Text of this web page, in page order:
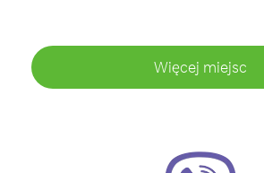
Więcej miejsc